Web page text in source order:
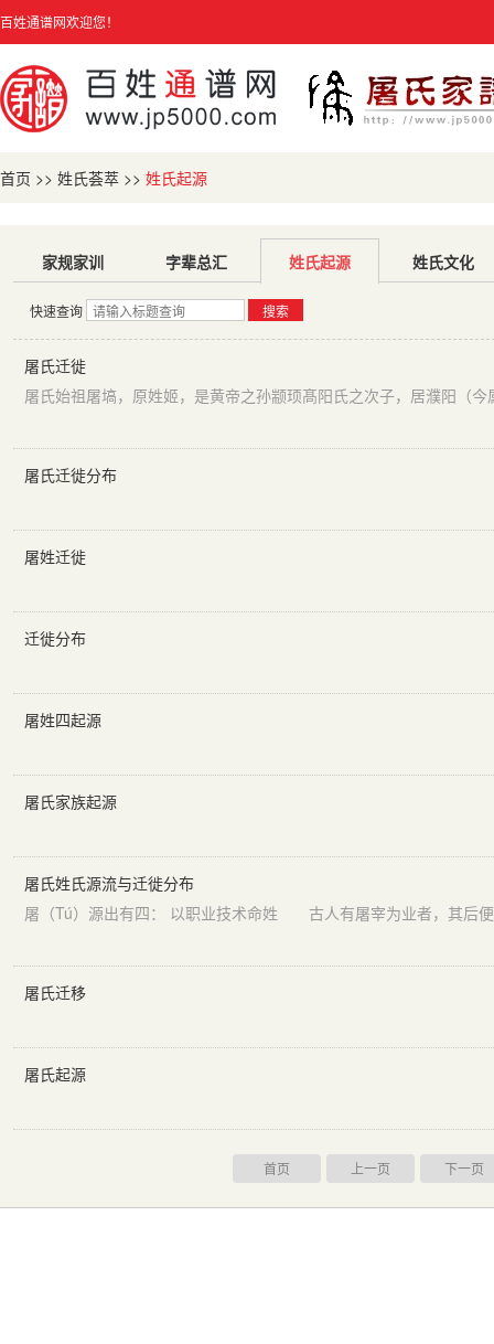
百姓通谱网欢迎您！
首页 >> 姓氏荟萃 >> 姓氏起源
家规家训 字辈总汇 姓氏起源 姓氏文化
快速查询 搜索
屠氏迁徙
屠氏迁徙分布
屠姓迁徙
迁徙分布
屠姓四起源
屠氏家族起源
屠氏姓氏源流与迁徙分布
屠氏迁移
屠氏起源